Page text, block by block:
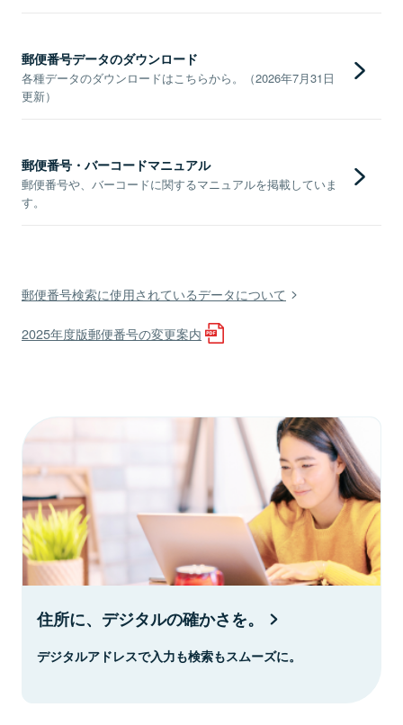
郵便番号データのダウンロード
各種データのダウンロードはこちらから。（2026年7月31日
更新）
郵便番号・バーコードマニュアル
郵便番号や、バーコードに関するマニュアルを掲載していま
す。
郵便番号検索に使用されているデータについて
2025年度版郵便番号の変更案内
住所に、デジタルの確かさを。
デジタルアドレスで入力も検索もスムーズに。